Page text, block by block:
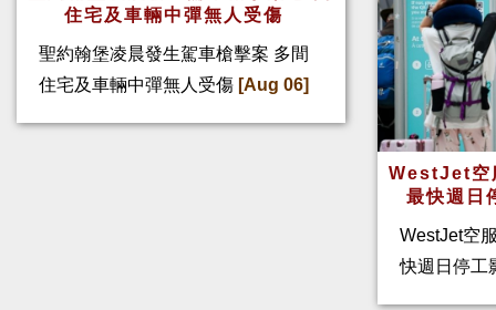
住宅及車輛中彈無人受傷
聖約翰堡凌晨發生駕車槍擊案 多間
住宅及車輛中彈無人受傷 [Aug 06]
WestJet空
最快週日
WestJet空
快週日停工